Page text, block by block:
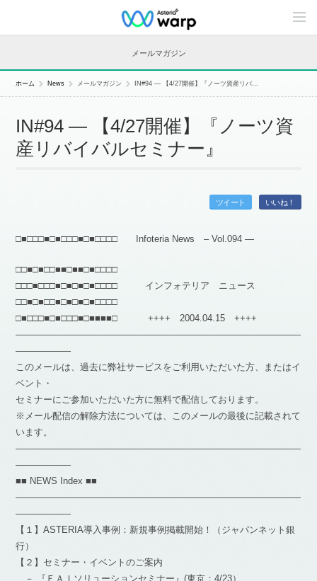
C
n
n
メールマガジン
ホーム News メールマガジン IN#94 — 【4/27開催】『ノーツ資産リバ...
IN#94 — 【4/27開催】『ノーツ資
産リバイバルセミナー』
ツイート いいね！
□■□□□■□■□□□■□■□□□□ Infoteria News – Vol.094 —
□□■□■□□■■□■■□■□□□□
□□□■□□□■□■□■□■□□□□ インフォテリア ニュース
□□■□■□□■□■□■□■□□□□
□■□□□■□■□□□■□■■■■□ ++++ 2004.04.15 ++++
―――――――――――――――――――――――――――――――
――――――
このメールは、過去に弊社サービスをご利用いただいた方、またはイ
ベント・
セミナーにご参加いただいた方に無料で配信しております。
※メール配信の解除方法については、このメールの最後に記載されて
います。
―――――――――――――――――――――――――――――――
――――――
■■ NEWS Index ■■
―――――――――――――――――――――――――――――――
――――――
【１】ASTERIA導入事例：新規事例掲載開始！（ジャパンネット銀
行）
【２】セミナー・イベントのご案内
－ 『ＥＡＩソリューションセミナー』(東京：4/23）